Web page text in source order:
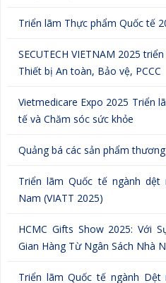
Triển lãm Thực phẩm Quốc tế
SECUTECH VIETNAM 2025
Thiết bị An toàn, Bảo vệ, PCCC
Vietmedicare Expo 2025 Triển
tế và Chăm sóc sức khỏe
Quảng bá các sản phẩm
Triển lãm Quốc tế ngành
Nam (VIATT 2025)
HCMC Gifts Show 2025: Với
Gian Hàng Từ Ngân Sách Nhà
Triển lãm Quốc tế ngành